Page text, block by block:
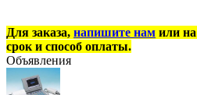
Для заказа, напишите нам или на
срок и способ оплаты.
Объявления